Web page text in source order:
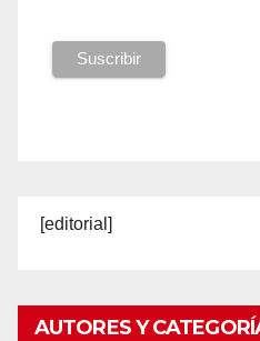
[editorial]
AUTORES Y